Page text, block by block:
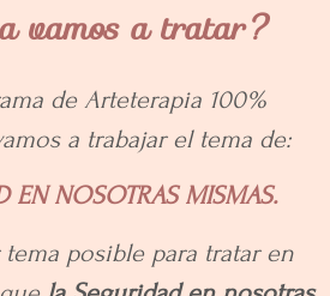
vamos a tratar?
de Arteterapia 100%
a trabajar el tema de:
EN NOSOTRAS MISMAS.
posible para tratar en